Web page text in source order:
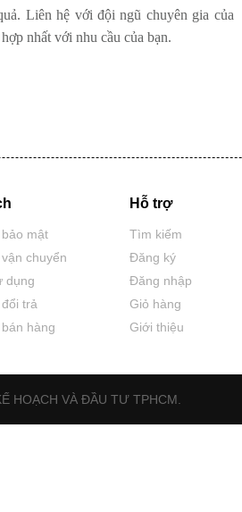
Liên hệ với đội ngũ chuyên gia của
nhất với nhu cầu của bạn.
mật
chuyển
dụng
trả
hàng
Hỗ trợ
Tìm kiếm
Đăng ký
Đăng nhập
Giỏ hàng
Giới thiệu
HOẠCH VÀ ĐẦU TƯ TPHCM.